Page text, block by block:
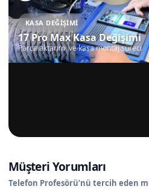
KASA DEĞIŞIMI
17 Pro Max Kasa Değişimi
Parça aktarımı ve kasa montaj süreci
Müşteri Yorumları
Telefon Profesörü’nü tercih eden